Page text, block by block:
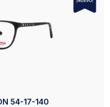
50-20-140